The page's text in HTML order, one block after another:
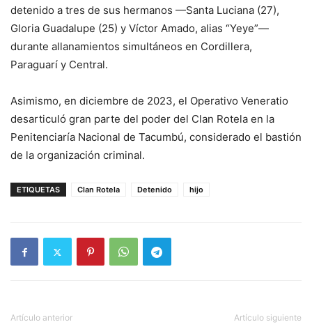
detenido a tres de sus hermanos —Santa Luciana (27),
Gloria Guadalupe (25) y Víctor Amado, alias “Yeye”—
durante allanamientos simultáneos en Cordillera,
Paraguarí y Central.
Asimismo, en diciembre de 2023, el Operativo Veneratio
desarticuló gran parte del poder del Clan Rotela en la
Penitenciaría Nacional de Tacumbú, considerado el bastión
de la organización criminal.
ETIQUETAS Clan Rotela Detenido hijo
Artículo anterior Artículo siguiente